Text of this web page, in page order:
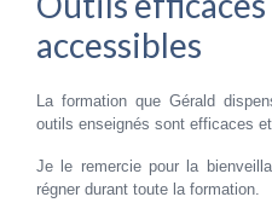
accessibles
La formation que Gérald
outils enseignés sont efficaces
Je le remercie pour la
régner durant toute la formation.